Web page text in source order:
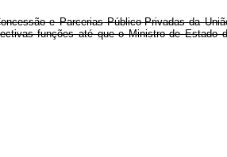
e Parcerias Público-Privadas da
funções até que o Ministro de Estado